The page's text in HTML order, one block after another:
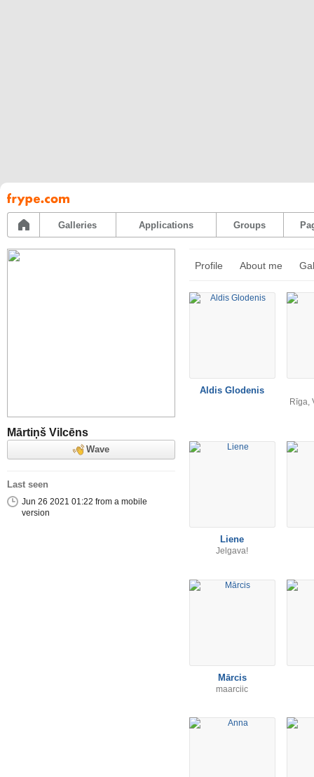
Pāriet
uz
saturu
Galleries Applications Groups
Mārtiņš Vilcēns
Wave
Last seen
Jun 26 2021 01:22 from a mobile
version
Profile About me
Aldis Glodenis
Rīga,
Liene
Jelgava!
Mārcis
maarciic